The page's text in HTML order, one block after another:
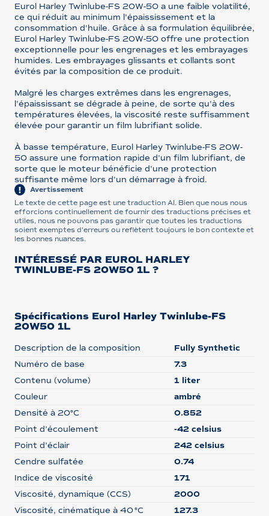
Eurol Harley Twinlube-FS 20W-50 a une faible volatilité,
ce qui réduit au minimum l'épaississement et la
consommation d'huile. Grâce à sa formulation équilibrée,
Eurol Harley Twinlube-FS 20W-50 offre une protection
exceptionnelle pour les engrenages et les embrayages
humides. Les embrayages glissants et collants sont
évités par la composition de ce produit.
Malgré les charges extrêmes dans les engrenages,
l'épaississant se dégrade à peine, de sorte qu'à des
températures élevées, la viscosité reste suffisamment
élevée pour garantir un film lubrifiant solide.
À basse température, Eurol Harley Twinlube-FS 20W-
50 assure une formation rapide d'un film lubrifiant, de
sorte que le moteur bénéficie d'une protection
suffisante même lors d'un démarrage à froid.
Avertissement
Le texte de cette page est une traduction AI. Bien que nous nous
efforcions continuellement de fournir des traductions précises et
utiles, nous ne pouvons pas garantir que toutes les traductions
soient exemptes d'erreurs ou reflètent toujours le bon contexte et
les bonnes nuances.
INTÉRESSÉ PAR EUROL HARLEY
TWINLUBE-FS 20W50 1L ?
Spécifications Eurol Harley Twinlube-FS
20W50 1L
Description de la composition
Fully Synthetic
Numéro de base
7.3
Contenu (volume)
1 liter
Couleur
ambré
Densité à 20°C
0.852
Point d’écoulement
-42 celsius
Point d’éclair
242 celsius
Cendre sulfatée
0.74
Indice de viscosité
171
Viscosité, dynamique (CCS)
2000
Viscosité, cinématique à 40 °C
127.3